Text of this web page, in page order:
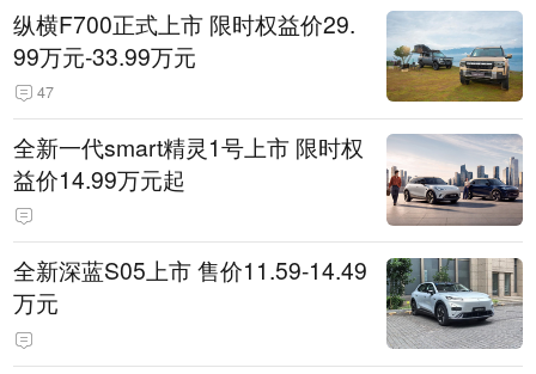
纵横F700正式上市 限时权益价29.
99万元-33.99万元
47
全新一代smart精灵1号上市 限时权
益价14.99万元起
全新深蓝S05上市 售价11.59-14.49
万元